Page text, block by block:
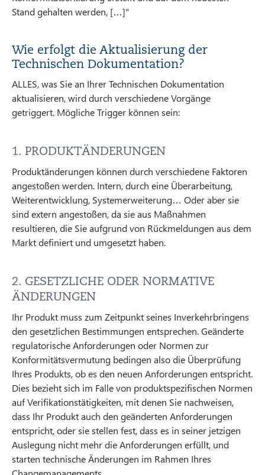
Stand gehalten werden, […]"
Wie erfolgt die Aktualisierung der
Technischen Dokumentation?
ALLES, was Sie an Ihrer Technischen Dokumentation
aktualisieren, wird durch verschiedene Vorgänge
getriggert. Mögliche Trigger können sein:
1. PRODUKTÄNDERUNGEN
Produktänderungen können durch verschiedene Faktoren
angestoßen werden. Intern, durch eine Überarbeitung,
Weiterentwicklung, Systemerweiterung… Oder aber sie
sind extern angestoßen, da sie aus Maßnahmen
resultieren, die Sie aufgrund von Rückmeldungen aus dem
Markt definiert und umgesetzt haben.
2. GESETZLICHE ODER NORMATIVE
ÄNDERUNGEN
Ihr Produkt muss zum Zeitpunkt seines Inverkehrbringens
den gesetzlichen Bestimmungen entsprechen. Geänderte
regulatorische Anforderungen oder Normen zur
Konformitätsvermutung bedingen also die Überprüfung
Ihres Produkts, ob es den neuen Anforderungen entspricht.
Dies bezieht sich im Falle von produktspezifischen Normen
auf Verifikationstätigkeiten, mit denen Sie nachweisen,
dass Ihr Produkt auch den geänderten Anforderungen
entspricht, oder sie stellen fest, dass es in seiner jetzigen
Auslegung nicht mehr die Anforderungen erfüllt, und
starten technische Änderungen im Rahmen Ihres